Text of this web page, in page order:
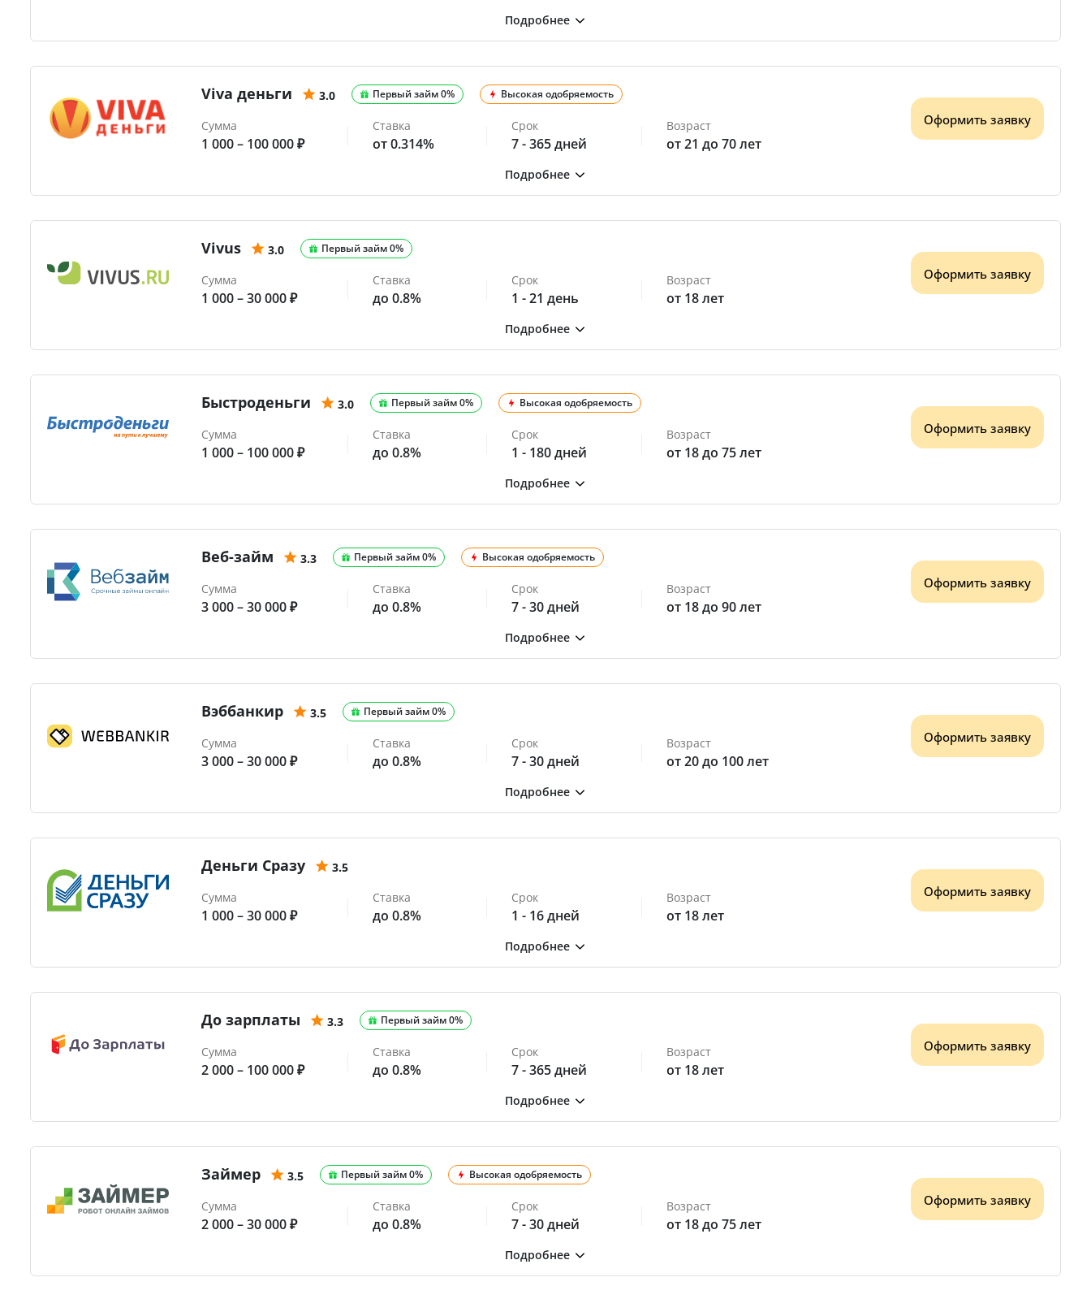
Viva деньги 3.0 Первый займ 0% Высокая одобряемость
Сумма
1 000 – 100 000 ₽
Ставка
от 0.314%
Срок
7 - 365 дней
Возраст
от 21 до 70 лет
Оформить заявку
Vivus 3.0 Первый займ 0%
Сумма
1 000 – 30 000 ₽
Ставка
до 0.8%
Срок
1 - 21 день
Возраст
от 18 лет
Оформить заявку
Быстроденьги 3.0 Первый займ 0% Высокая одобряемость
Сумма
1 000 – 100 000 ₽
Ставка
до 0.8%
Срок
1 - 180 дней
Возраст
от 18 до 75 лет
Оформить заявку
Веб-займ 3.3 Первый займ 0% Высокая одобряемость
Сумма
3 000 – 30 000 ₽
Ставка
до 0.8%
Срок
7 - 30 дней
Возраст
от 18 до 90 лет
Оформить заявку
Вэббанкир 3.5 Первый займ 0%
Сумма
3 000 – 30 000 ₽
Ставка
до 0.8%
Срок
7 - 30 дней
Возраст
от 20 до 100 лет
Оформить заявку
Деньги Сразу
3.5
Сумма
1 000 – 30 000 ₽
Ставка
до 0.8%
Срок
1 - 16 дней
Возраст
от 18 лет
Оформить заявку
До зарплаты 3.3 Первый займ 0%
Сумма
2 000 – 100 000 ₽
Ставка
до 0.8%
Срок
7 - 365 дней
Возраст
от 18 лет
Оформить заявку
Займер 3.5 Первый займ 0% Высокая одобряемость
Сумма
2 000 – 30 000 ₽
Ставка
до 0.8%
Срок
7 - 30 дней
Возраст
от 18 до 75 лет
Оформить заявку